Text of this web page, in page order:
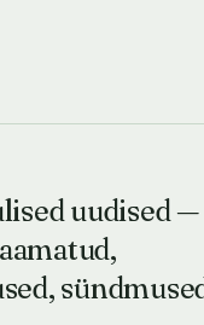
uudised —